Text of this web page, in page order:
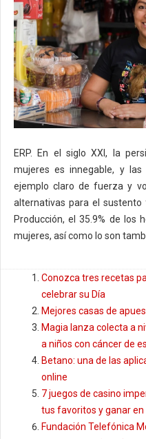
ERP. En el siglo XXI, la
mujeres es innegable, y
ejemplo claro de fuerza y
alternativas para el sustento
Producción, el 35.9% de los
mujeres, así como lo son
Conozca tres recetas
celebrar su Día
Mejores casas de
Magia lanza colecta a
a niños con cáncer de
Betano: una de las
online
7 juegos de casino
tus favoritos y ganar en
Fundación Telefónica